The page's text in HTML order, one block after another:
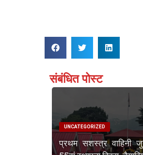
संबंधित पोस्ट
UNCATEGORIZED
प्रथम सशस्त्र वाहिनी